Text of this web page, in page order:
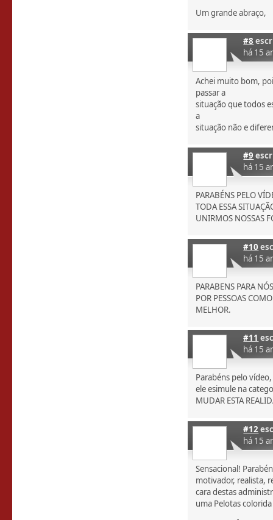
Um grande abraço,
#8
há 15
Achei muito bom,
passar a
situação que todos
a
situação não e
#9
há 15
PARABÉNS PELO
TODA ESSA
UNIRMOS NOSSAS
#10
há 15
PARABENS PARA
POR PESSOAS
MELHOR.
#11
há 15
Parabéns pelo
ele esimule na
MUDAR ESTA
#12
há 15
Sensacional!
motivador, realista,
cara destas
uma Pelotas